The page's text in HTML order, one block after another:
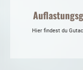
Hier findest du